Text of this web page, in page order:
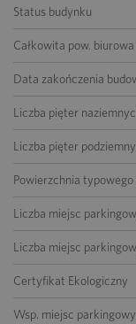
Status budynku
Całkowita pow.
Data zakończenia
Liczba pięter
Liczba pięter
Powierzchnia
Liczba miejsc
Liczba miejsc
Certyfikat Ekologiczny
Wsp. miejsc